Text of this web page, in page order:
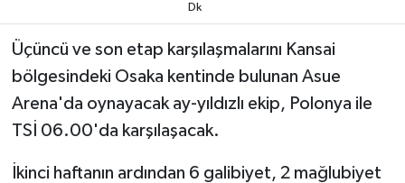
Dk
Üçüncü ve son etap karşılaşmalarını Kansai
bölgesindeki Osaka kentinde bulunan Asue
Arena'da oynayacak ay-yıldızlı ekip, Polonya ile
TSİ 06.00'da karşılaşacak.
İkinci haftanın ardından 6 galibiyet, 2 mağlubiyet
Spor
Teknoloji